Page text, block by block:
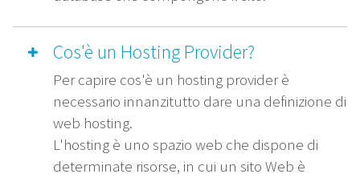
Cos'è un Hosting Provider?
Per capire cos'è un hosting provider è
necessario innanzitutto dare una definizione di
web hosting.
L'hosting è uno spazio web che dispone di
determinate risorse, in cui un sito Web è